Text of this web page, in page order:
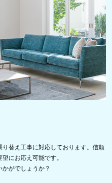
替え工事に対応しております。信頼
にお応え可能です。
がでしょうか？